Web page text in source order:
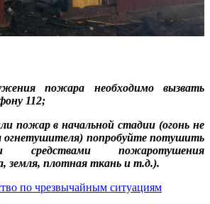
пожара необходимо вызвать
112;
пожар в начальной стадии (огонь не
огнетушителя) попробуйте потушить
средствами пожаротушения
земля, плотная ткань и т.д.).
по чрезвычайным ситуациям